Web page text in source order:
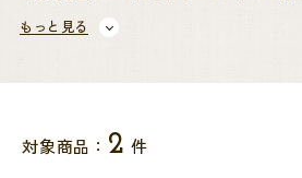
総面積は全国土の1/4を超えます。
タラズ、トレスリオス、セントラルバレー
です。
際だつ高い酸味とクリアでマイルドなカッ
もっと見る
対象商品： 2 件